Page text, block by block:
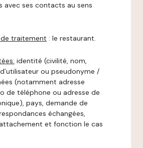
avec ses contacts au sens
traitement : le restaurant.
identité (civilité, nom,
ou pseudonyme /
(notamment adresse
de téléphone ou adresse de
pays, demande de
échangées,
et fonction le cas